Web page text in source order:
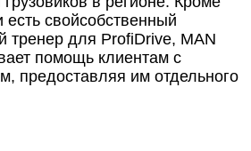
есть свой ​​собственный
тренер для ProfiDrive, MAN
помощь клиентам с
предоставляя им отдельного